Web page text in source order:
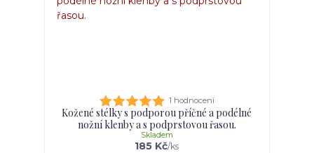
1 hodnocení
Kožené stélky s podporou příčné a podélné
nožní klenby a s podprstovou řasou.
185 Kč/ks
Skladem